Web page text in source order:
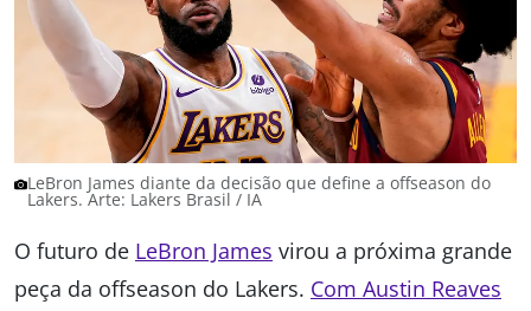
LeBron James diante da decisão que define a offseason do
Lakers. Arte: Lakers Brasil / IA
O futuro de LeBron James virou a próxima grande
peça da offseason do Lakers. Com Austin Reaves